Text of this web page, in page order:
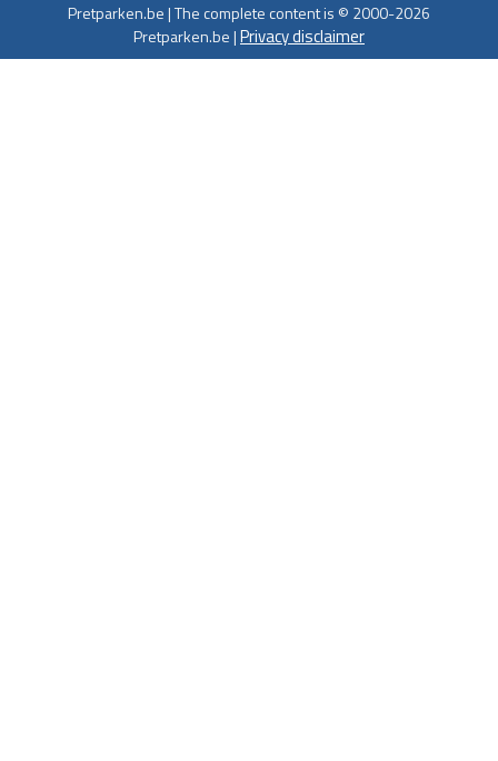
Pretparken.be | The complete content is © 2000-2026
Pretparken.be |Privacy disclaimer